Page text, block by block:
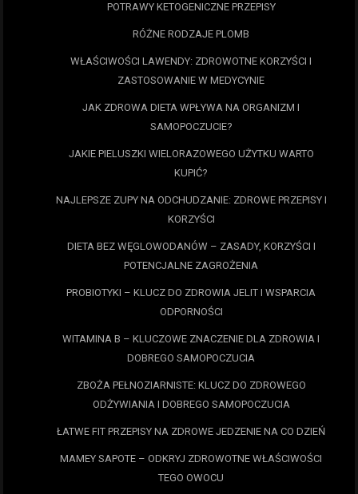
POTRAWY KETOGENICZNE PRZEPISY
RÓŻNE RODZAJE PLOMB
WŁAŚCIWOŚCI LAWENDY: ZDROWOTNE KORZYŚCI I
ZASTOSOWANIE W MEDYCYNIE
JAK ZDROWA DIETA WPŁYWA NA ORGANIZM I
SAMOPOCZUCIE?
JAKIE PIELUSZKI WIELORAZOWEGO UŻYTKU WARTO
KUPIĆ?
NAJLEPSZE ZUPY NA ODCHUDZANIE: ZDROWE PRZEPISY I
KORZYŚCI
DIETA BEZ WĘGLOWODANÓW – ZASADY, KORZYŚCI I
POTENCJALNE ZAGROŻENIA
PROBIOTYKI – KLUCZ DO ZDROWIA JELIT I WSPARCIA
ODPORNOŚCI
WITAMINA B – KLUCZOWE ZNACZENIE DLA ZDROWIA I
DOBREGO SAMOPOCZUCIA
ZBOŻA PEŁNOZIARNISTE: KLUCZ DO ZDROWEGO
ODŻYWIANIA I DOBREGO SAMOPOCZUCIA
ŁATWE FIT PRZEPISY NA ZDROWE JEDZENIE NA CO DZIEŃ
MAMEY SAPOTE – ODKRYJ ZDROWOTNE WŁAŚCIWOŚCI
TEGO OWOCU